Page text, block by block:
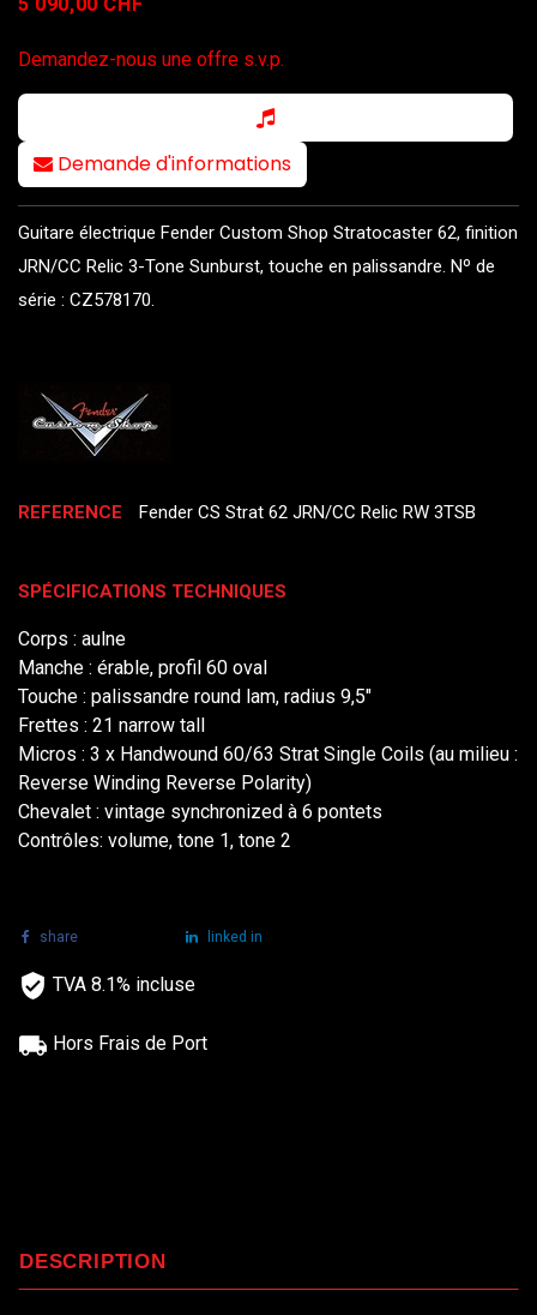
Demandez-nous une offre s.v.p.
Demande d'informations
Guitare électrique Fender Custom Shop Stratocaster 62, finition
JRN/CC Relic 3-Tone Sunburst, touche en palissandre. Nº de
série : CZ578170.
REFERENCE Fender CS Strat 62 JRN/CC Relic RW 3TSB
SPÉCIFICATIONS TECHNIQUES
Corps : aulne
Manche : érable, profil 60 oval
Touche : palissandre round lam, radius 9,5"
Frettes : 21 narrow tall
Micros : 3 x Handwound 60/63 Strat Single Coils (au milieu :
Reverse Winding Reverse Polarity)
Chevalet : vintage synchronized à 6 pontets
Contrôles: volume, tone 1, tone 2
share linked in
TVA 8.1% incluse
Hors Frais de Port
DESCRIPTION